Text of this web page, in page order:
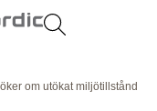
om utökat miljötillstånd